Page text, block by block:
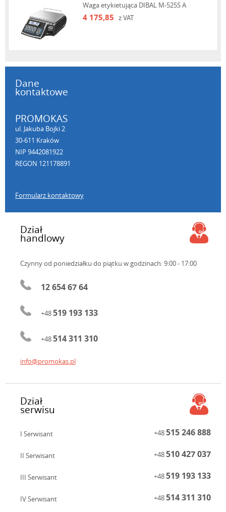
Waga etykietująca DIBAL M-525S A
4 175,85 z VAT
Dane
kontaktowe
PROMOKAS
ul. Jakuba Bojki 2
30-611 Kraków
NIP 9442081922
REGON 121178891
Formularz kontaktowy
Dział
handlowy
Czynny od poniedziałku do piątku w godzinach: 9:00 - 17:00
12 654 67 64
+48519 193 133
+48514 311 310
info@promokas.pl
Dział
serwisu
I Serwisant +48515 246 888
II Serwisant +48510 427 037
III Serwisant +48519 193 133
IV Serwisant +48514 311 310